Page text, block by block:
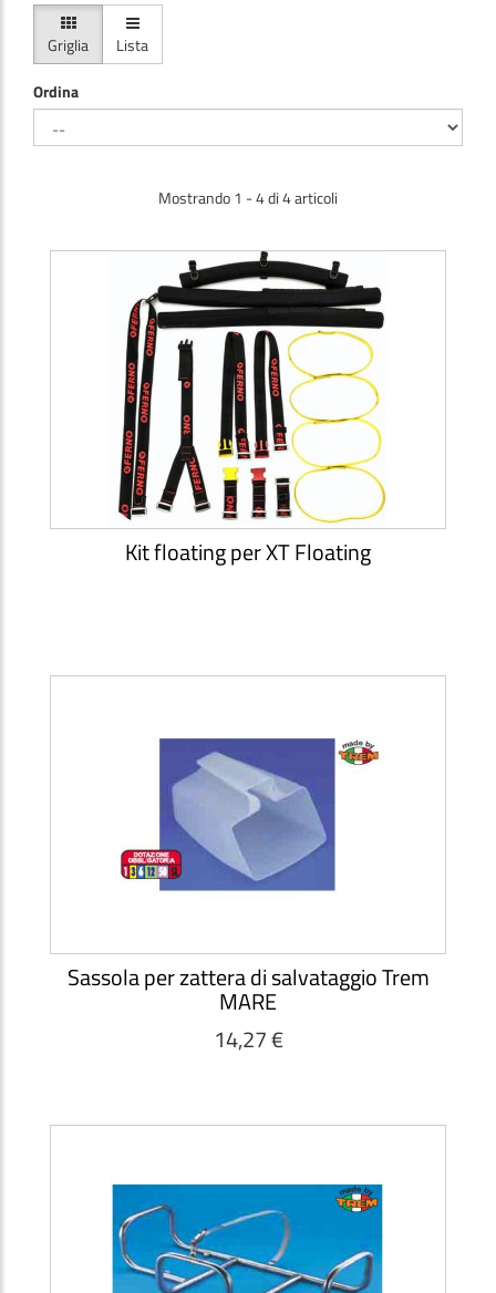
Griglia
Lista
Ordina
Mostrando 1 - 4 di 4 articoli
Kit floating per XT Floating
Sassola per zattera di salvataggio Trem
MARE
14,27 €